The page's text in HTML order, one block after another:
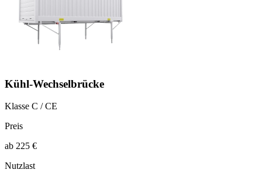
Kühl-Wechselbrücke
Klasse C / CE
Preis
ab 225 €
Nutzlast